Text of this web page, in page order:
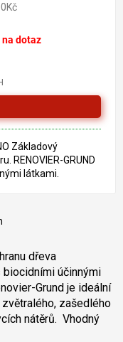
dotaz
Základový
RENOVIER-GRUND
látkami.
dřeva
biocidními účinnými
Grund je ideální
zašedlého
nátěrů. Vhodný